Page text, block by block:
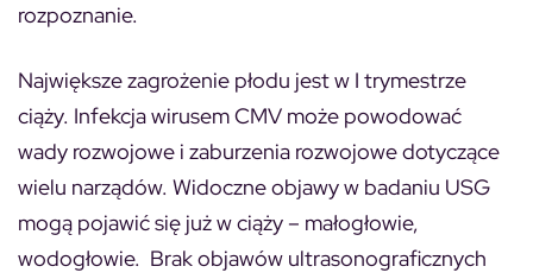
rozpoznanie.
Największe zagrożenie płodu jest w I trymestrze
ciąży. Infekcja wirusem CMV może powodować
wady rozwojowe i zaburzenia rozwojowe dotyczące
wielu narządów. Widoczne objawy w badaniu USG
mogą pojawić się już w ciąży – małogłowie,
wodogłowie. Brak objawów ultrasonograficznych